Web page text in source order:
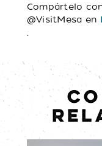
Compártelo
@VisitMesa en
.